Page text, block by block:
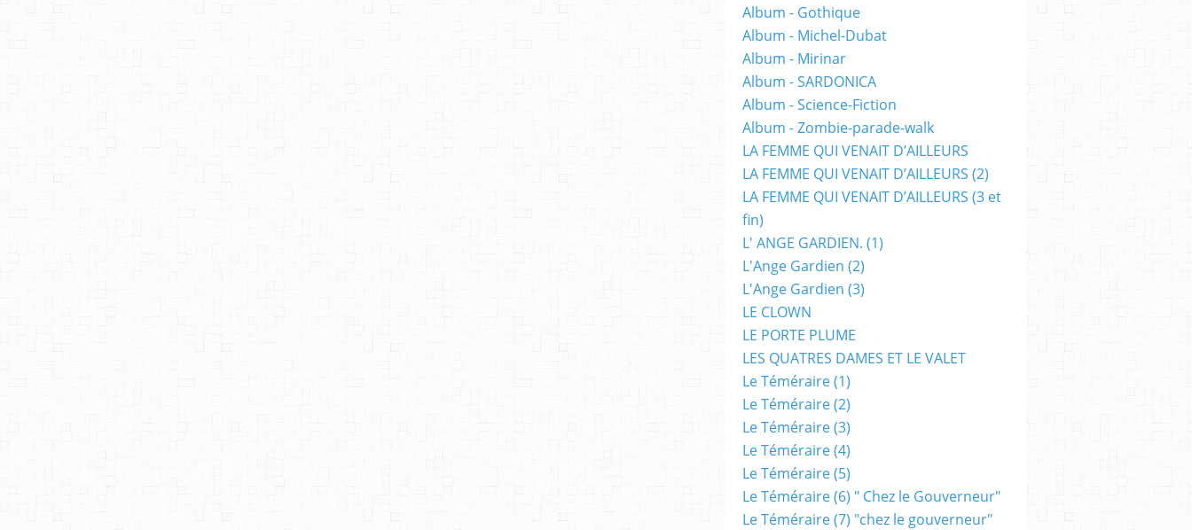
Album - Gothique
Album - Michel-Dubat
Album - Mirinar
Album - SARDONICA
Album - Science-Fiction
Album - Zombie-parade-walk
LA FEMME QUI VENAIT D’AILLEURS
LA FEMME QUI VENAIT D’AILLEURS (2)
LA FEMME QUI VENAIT D’AILLEURS (3 et
fin)
L' ANGE GARDIEN. (1)
L'Ange Gardien (2)
L'Ange Gardien (3)
LE CLOWN
LE PORTE PLUME
LES QUATRES DAMES ET LE VALET
Le Téméraire (1)
Le Téméraire (2)
Le Téméraire (3)
Le Téméraire (4)
Le Téméraire (5)
Le Téméraire (6) " Chez le Gouverneur"
Le Téméraire (7) "chez le gouverneur"